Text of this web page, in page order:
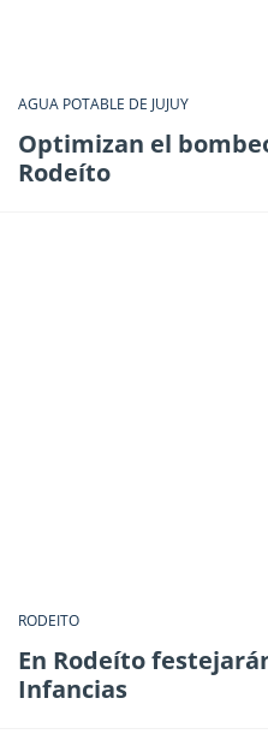
AGUA POTABLE DE JUJUY
Optimizan el
Rodeíto
RODEITO
En Rodeíto
Infancias